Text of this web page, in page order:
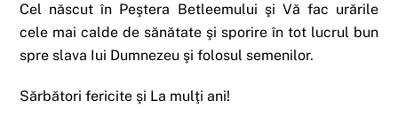
Cel născut în Peştera Betleemului şi Vă fac urările
cele mai calde de sănătate şi sporire în tot lucrul bun
spre slava Iui Dumnezeu şi folosul semenilor.
Sărbători fericite şi La mulţi ani!